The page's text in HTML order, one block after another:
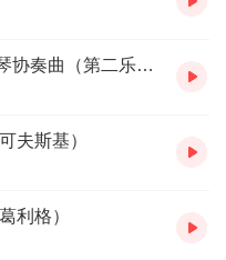
017 儿童轻音乐-C大调长笛与竖琴协奏曲（第二乐章一小行板）（莫扎特）
夫斯基）
利格）